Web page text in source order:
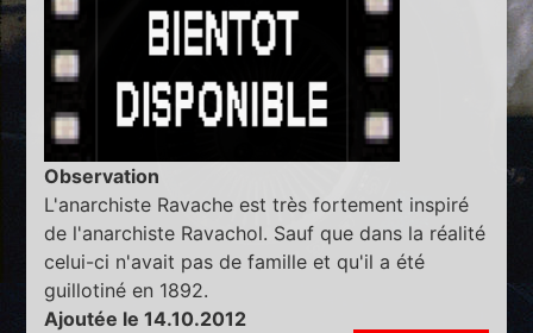
Observation
L'anarchiste Ravache est très fortement inspiré
de l'anarchiste Ravachol. Sauf que dans la réalité
celui-ci n'avait pas de famille et qu'il a été
guillotiné en 1892.
Ajoutée le 14.10.2012